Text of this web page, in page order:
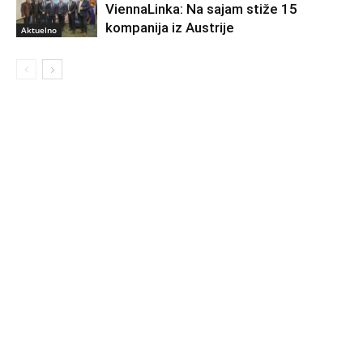
Aktuelno
ViennaLinka: Na sajam stiže 15
kompanija iz Austrije